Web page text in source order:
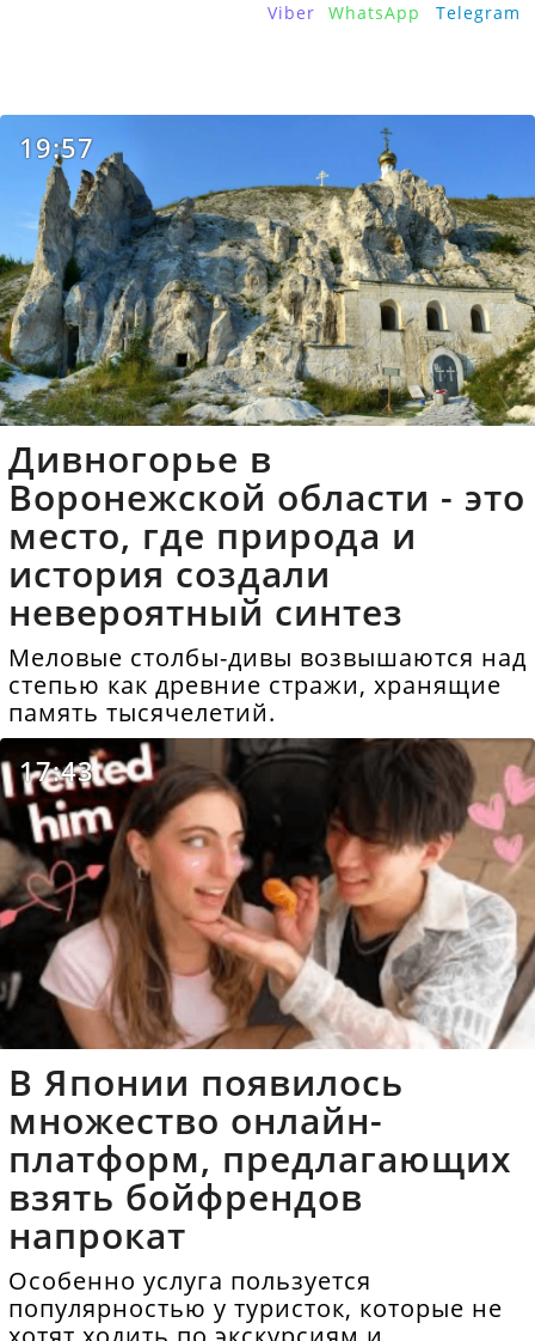
Viber WhatsApp Telegram
19:57
Дивногорье в
Воронежской области - это
место, где природа и
история создали
невероятный синтез
Меловые столбы-дивы возвышаются над
степью как древние стражи, хранящие
память тысячелетий.
17:43
В Японии появилось
множество онлайн-
платформ, предлагающих
взять бойфрендов
напрокат
Особенно услуга пользуется
популярностью у туристок, которые не